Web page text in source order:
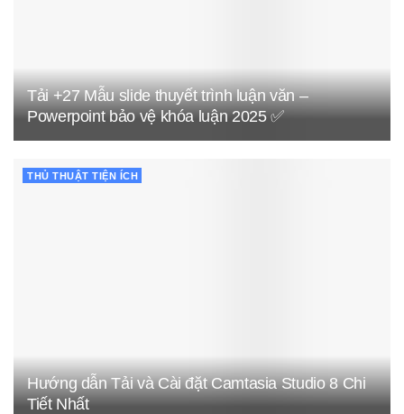
Tải +27 Mẫu slide thuyết trình luận văn –
Powerpoint bảo vệ khóa luận 2025 ✅
THỦ THUẬT TIỆN ÍCH
Hướng dẫn Tải và Cài đặt Camtasia Studio 8 Chi
Tiết Nhất